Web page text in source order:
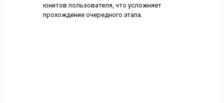
юнитов пользователя, что усложняет
прохождение очередного этапа.